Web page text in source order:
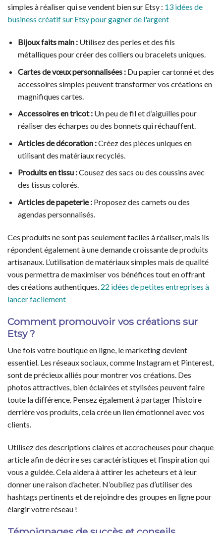
simples à réaliser qui se vendent bien sur Etsy : 13 idées de
business créatif sur Etsy pour gagner de l'argent
Bijoux faits main :Utilisez des perles et des fils
métalliques pour créer des colliers ou bracelets uniques.
Cartes de vœux personnalisées :Du papier cartonné et des
accessoires simples peuvent transformer vos créations en
magnifiques cartes.
Accessoires en tricot :Un peu de fil et d’aiguilles pour
réaliser des écharpes ou des bonnets qui réchauffent.
Articles de décoration :Créez des pièces uniques en
utilisant des matériaux recyclés.
Produits en tissu :Cousez des sacs ou des coussins avec
des tissus colorés.
Articles de papeterie :Proposez des carnets ou des
agendas personnalisés.
Ces produits ne sont pas seulement faciles à réaliser, mais ils
répondent également à une demande croissante de produits
artisanaux. L’utilisation de matériaux simples mais de qualité
vous permettra de maximiser vos bénéfices tout en offrant
des créations authentiques. 22 idées de petites entreprises à
lancer facilement
Comment promouvoir vos créations sur
Etsy ?
Une fois votre boutique en ligne, le marketing devient
essentiel. Les réseaux sociaux, comme Instagram et Pinterest,
sont de précieux alliés pour montrer vos créations. Des
photos attractives, bien éclairées et stylisées peuvent faire
toute la différence. Pensez également à partager l’histoire
derrière vos produits, cela crée un lien émotionnel avec vos
clients.
Utilisez des descriptions claires et accrocheuses pour chaque
article afin de décrire ses caractéristiques et l’inspiration qui
vous a guidée. Cela aidera à attirer les acheteurs et à leur
donner une raison d’acheter. N’oubliez pas d’utiliser des
hashtags pertinents et de rejoindre des groupes en ligne pour
élargir votre réseau !